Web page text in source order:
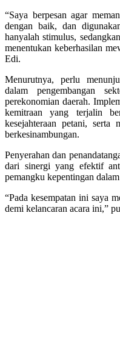
“Saya berpesan agar
dengan baik, dan
hanyalah stimulus,
menentukan keberhasilan
Edi.
Menurutnya, perlu
dalam pengembangan
perekonomian daerah.
kemitraan yang terjalin
kesejahteraan petani, serta
berkesinambungan.
Penyerahan dan
dari sinergi yang efektif
pemangku kepentingan
“Pada kesempatan ini saya
demi kelancaran acara ini,”